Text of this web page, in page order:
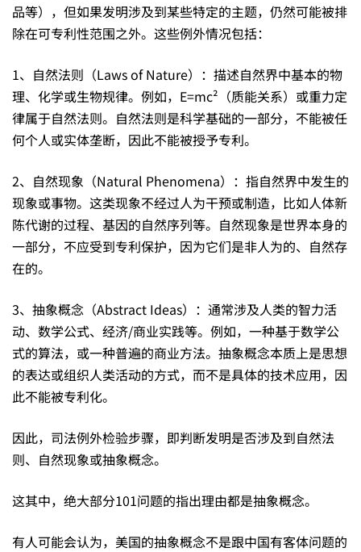
品等），但如果发明涉及到某些特定的主题，仍然可能被排
除在可专利性范围之外。这些例外情况包括：
1、自然法则（Laws of Nature）：描述自然界中基本的物
理、化学或生物规律。例如，E=mc²（质能关系）或重力定
律属于自然法则。自然法则是科学基础的一部分，不能被任
何个人或实体垄断，因此不能被授予专利。
2、自然现象（Natural Phenomena）：指自然界中发生的
现象或事物。这类现象不经过人为干预或制造，比如人体新
陈代谢的过程、基因的自然序列等。自然现象是世界本身的
一部分，不应受到专利保护，因为它们是非人为的、自然存
在的。
3、抽象概念（Abstract Ideas）：通常涉及人类的智力活
动、数学公式、经济/商业实践等。例如，一种基于数学公
式的算法，或一种普遍的商业方法。抽象概念本质上是思想
的表达或组织人类活动的方式，而不是具体的技术应用，因
此不能被专利化。
因此，司法例外检验步骤，即判断发明是否涉及到自然法
则、自然现象或抽象概念。
这其中，绝大部分101问题的指出理由都是抽象概念。
有人可能会认为，美国的抽象概念不是跟中国有客体问题的